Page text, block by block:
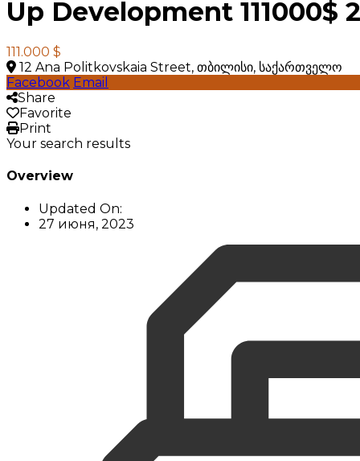
Up Development 111000$
111.000 $
12 Ana Politkovskaia Street, თბილისი, საქართველო
Facebook Email
Share
Favorite
Print
Your search results
Overview
Updated On:
27 июня, 2023